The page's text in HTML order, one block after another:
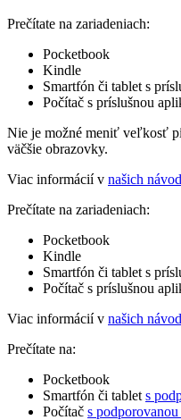
Prečítate na zariadeniach:
Pocketbook
Kindle
Smartfón či tablet s
Počítač s príslušnou
Nie je možné meniť veľkosť
väčšie obrazovky.
Viac informácií v našich
Prečítate na zariadeniach:
Pocketbook
Kindle
Smartfón či tablet s
Počítač s príslušnou
Viac informácií v našich
Prečítate na:
Pocketbook
Smartfón či tablet s
Počítač s